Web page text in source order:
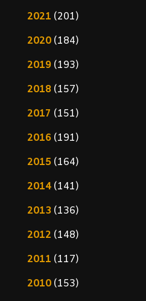
2021 (201)
2020(184)
2019(193)
2018(157)
2017 (151)
2016(191)
2015(164)
2014(141)
2013(136)
2012 (148)
2011 (117)
2010(153)